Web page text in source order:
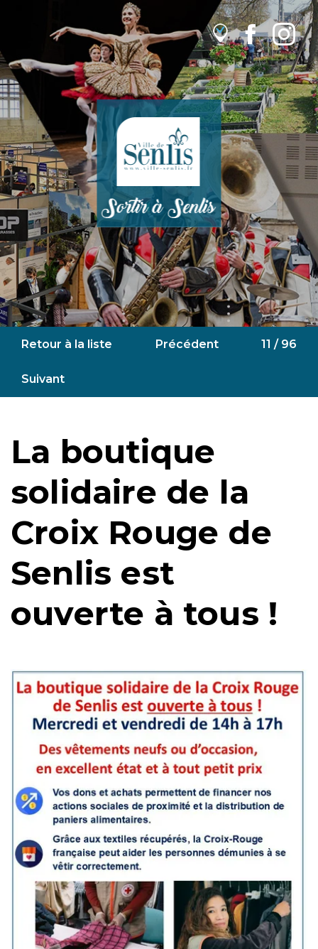
Retour à la liste Précédent 11 / 96
Suivant
La boutique
solidaire de la
Croix Rouge de
Senlis est
ouverte à tous !